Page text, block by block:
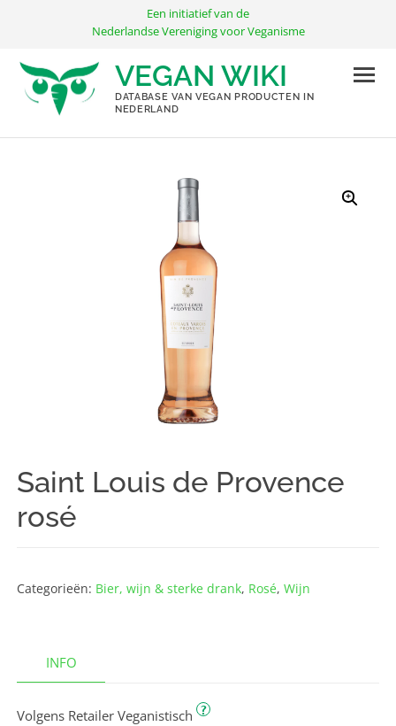
inhoud
Een initiatief van de
Nederlandse Vereniging voor Veganisme
VEGAN WIKI
DATABASE VAN VEGAN PRODUCTEN IN
NEDERLAND
Saint Louis de Provence
rosé
Categorieën: Bier, wijn & sterke drank, Rosé,Wijn
INFO
Volgens Retailer Veganistisch ?